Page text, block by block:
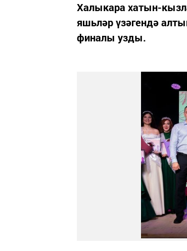
Халыкара хатын-
яшьләр үзәгендә
финалы узды.